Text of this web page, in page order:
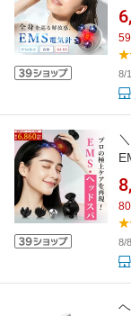
59
8/
80
8/